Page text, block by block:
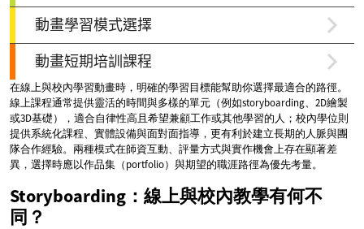
在線上與校內學習動畫時，明確的學習目標能幫助你選擇最適合的路徑。
線上課程通常提供靈活的時間與多樣的單元（例如storyboarding、2D繪製
或3D基礎），適合自律性高且希望兼顧工作或其他學習的人；校內學位則
提供系統化課程、實體設備與面對面指導，更有利於建立長期的人脈與團
隊合作經驗。兩種模式在師資互動、評量方式與實作機會上存在顯著差
異，選擇時應以作品集（portfolio）與期望的職涯路徑為優先考量。
Storyboarding：線上與校內教學有何不
同？